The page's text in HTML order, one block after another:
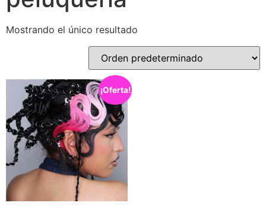
Mostrando el único resultado
¡Oferta!